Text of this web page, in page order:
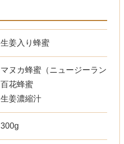
生姜入り蜂蜜
マヌカ蜂蜜（ニュージーランド
百花蜂蜜
生姜濃縮汁
300g